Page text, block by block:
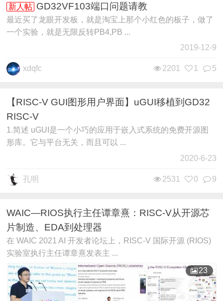
新人帖 GD32VF103端口问题请教
最近买了龙眼开发板，就是淘宝上那个小红色的板子，做了
一个实验，就是无限反转PB4,PB ...
2019-12-9
xdqfc 5
1
2201
【RISC-V GUI图形用户界面】uGUI移植到GD32
RISC-V
1.简述 uGUI是一个小巧的应用于嵌入式系统的免费开源图
形库。它与平台无关，而且可以 ...
2020-6-23
孔明 9
0
2531
WAIC—RIOS执行主任谭章熹：RISC-V从开源芯
片制造、EDA到处理器
在 WAIC 2021 AI 开发者论坛上，RISC-V 国际开源 (RIOS)
实验室执行主任谭章熹发表主 ...
23